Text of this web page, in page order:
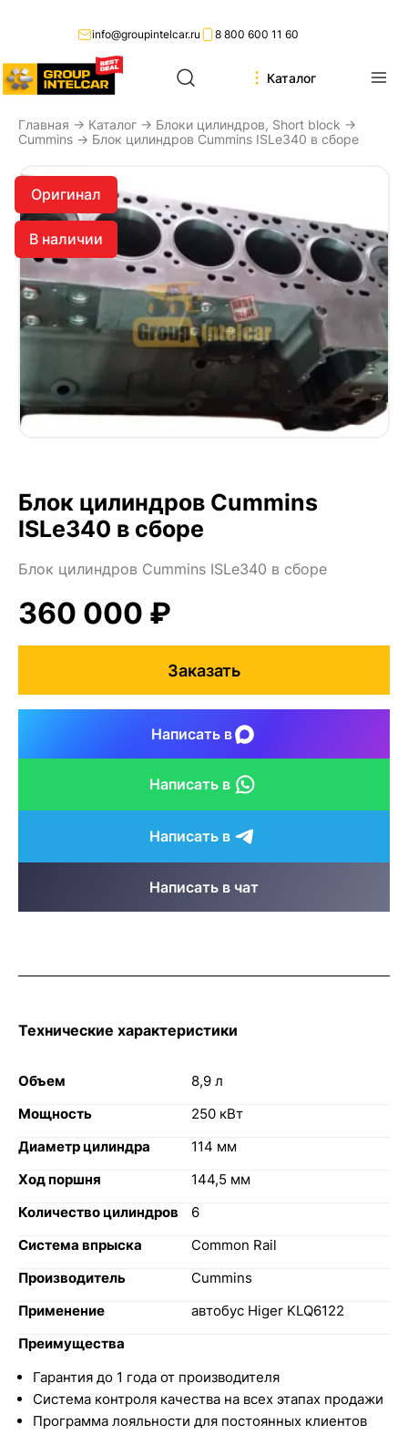
8 800 600 11 60
info@groupintelcar.ru
Каталог
Главная → Каталог → Блоки цилиндров, Short block →
Cummins → Блок цилиндров Cummins ISLe340 в сборе
Оригинал
В наличии
Блок цилиндров Cummins
ISLe340 в сборе
Блок цилиндров Cummins ISLe340 в сборе
360 000 ₽
Заказать
Написать в
Написать в
Написать в
Написать в чат
Технические характеристики
Объем
8,9 л
Мощность
250 кВт
Диаметр цилиндра
114 мм
Ход поршня
144,5 мм
Количество цилиндров
6
Система впрыска
Common Rail
Производитель
Cummins
Применение
автобус Higer KLQ6122
Преимущества
Гарантия до 1 года от производителя
Система контроля качества на всех этапах продажи
Программа лояльности для постоянных клиентов